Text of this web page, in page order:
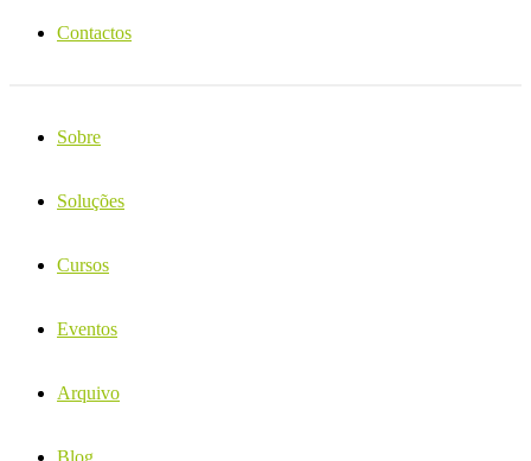
Contactos
Sobre
Soluções
Cursos
Eventos
Arquivo
Blog